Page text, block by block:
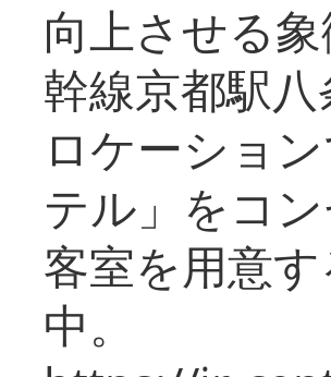
向上させる
幹線京都駅
ロケーショ
テル」をコ
客室を用意
中。